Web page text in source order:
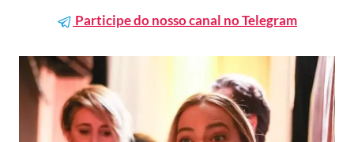
Participe do nosso canal no Telegram